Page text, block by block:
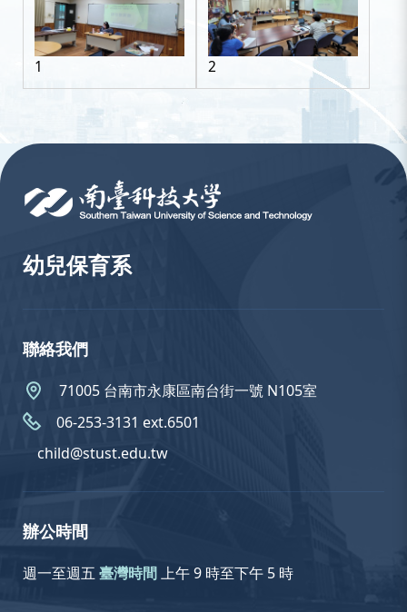
1 2
幼兒保育系
聯絡我們
71005 台南市永康區南台街一號 N105室
06-253-3131 ext.6501
child@stust.edu.tw
辦公時間
週一至週五 臺灣時間上午 9 時至下午 5 時